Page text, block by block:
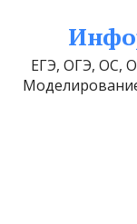
ЕГЭ, ОГЭ, ОС,